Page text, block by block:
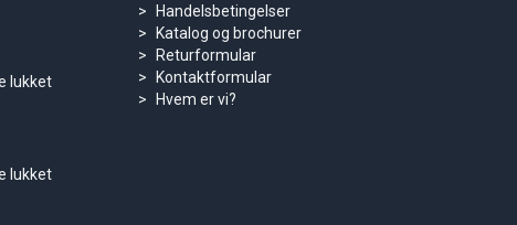
lukket
lukket
Handelsbetingelser
Katalog og brochurer
Returformular
Kontaktformular
Hvem er vi?